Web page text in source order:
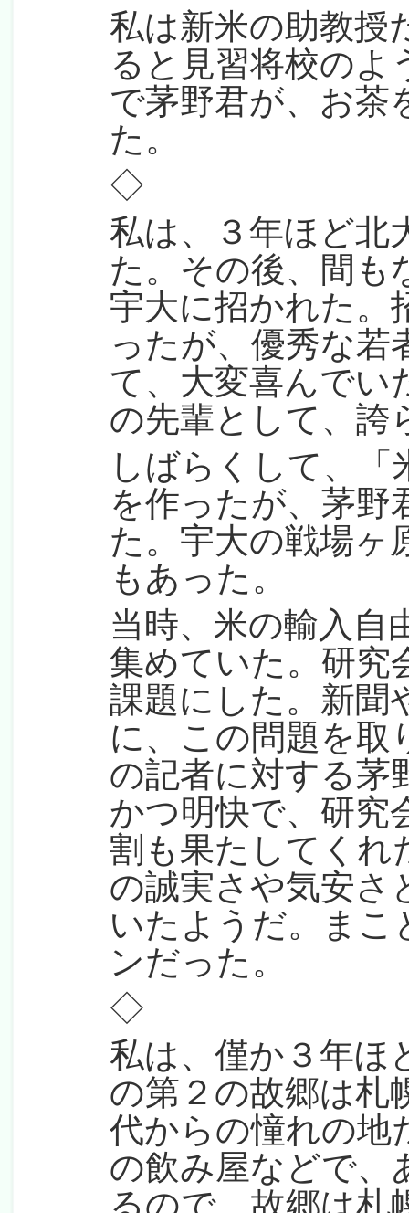
私は新米の助教授
ると見習将校のよ
で茅野君が、お茶
た。
◇
私は、３年ほど北
た。その後、間も
宇大に招かれた。
ったが、優秀な若
て、大変喜んでい
の先輩として、誇
しばらくして、「
を作ったが、茅野
た。宇大の戦場ヶ
もあった。
当時、米の輸入自
集めていた。研究
課題にした。新聞
に、この問題を取
の記者に対する茅
かつ明快で、研究
割も果たしてくれ
の誠実さや気安さ
いたようだ。まこ
ンだった。
◇
私は、僅か３年ほ
の第２の故郷は札
代からの憧れの地
の飲み屋などで、
るので、故郷は札